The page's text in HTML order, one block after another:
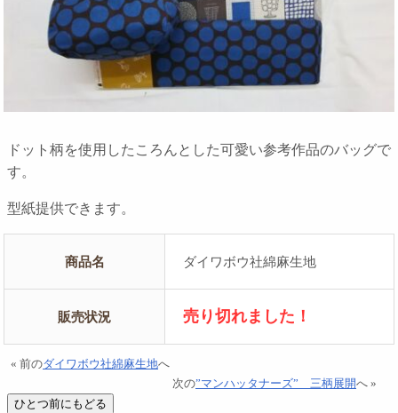
ドット柄を使用したころんとした可愛い参考作品のバッグで
す。
型紙提供できます。
商品名 ダイワボウ社綿麻生地
販売状況 売り切れました！
« 前のダイワボウ社綿麻生地へ
次の”マンハッタナーズ” 三柄展開へ »